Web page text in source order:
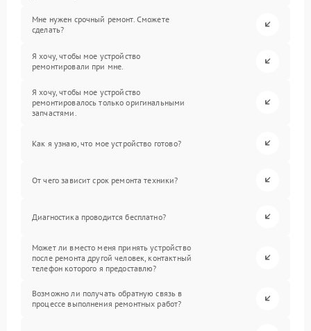
Мне нужен срочный ремонт. Сможете
сделать?
Я хочу, чтобы мое устройство
ремонтировали при мне.
Я хочу, чтобы мое устройство
ремонтировалось только оригинальными
запчастями.
Как я узнаю, что мое устройство готово?
От чего зависит срок ремонта техники?
Диагностика проводится бесплатно?
Может ли вместо меня принять устройство
после ремонта другой человек, контактный
телефон которого я предоставлю?
Возможно ли получать обратную связь в
процессе выполнения ремонтных работ?